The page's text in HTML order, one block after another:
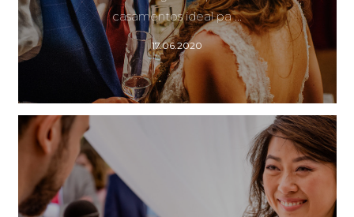
casamentos ideal pa ...
17.06.2020